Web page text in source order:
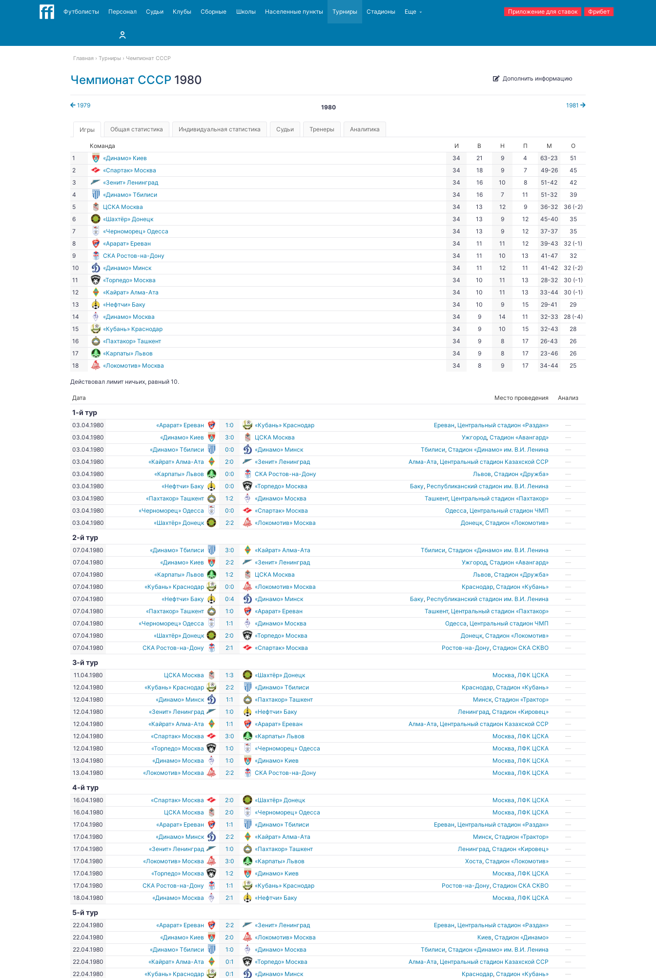
Футболисты Персонал Судьи Клубы Сборные Школы Населенные пункты Турниры Стадионы Еще Приложение для ставок Фрибет
Главная Турниры Чемпионат СССР
Чемпионат СССР 1980 Дополнить информацию
1979 1981
1980
Игры Общая статистика Индивидуальная статистика Судьи Тренеры Аналитика
Команда И В Н П М
О
1
«Динамо» Киев 34 21 9 4 63-23
51
2
«Спартак» Москва 34 18 9 7 49-26
45
3
«Зенит» Ленинград 34 16 10 8 51-42
42
4
«Динамо» Тбилиси 34 16 7 11 51-32
39
5
ЦСКА Москва 34 13 12 9 36-32
36 (-2)
6
«Шахтёр» Донецк 34 13 9 12 45-40
35
7
«Черноморец» Одесса 34 13 9 12 37-37
35
8
«Арарат» Ереван 34 11 11 12 39-43
32 (-1)
9
СКА Ростов-на-Дону 34 11 10 13 41-47
32
10
«Динамо» Минск 34 11 12 11 41-42
32 (-2)
11
«Торпедо» Москва 34 10 11 13 28-32
30 (-1)
12
«Кайрат» Алма-Ата 34 10 11 13 33-44
30 (-1)
13
«Нефтчи» Баку 34 10 9 15 29-41
29
14
«Динамо» Москва 34 9 14 11 32-33
28 (-4)
15
«Кубань» Краснодар 34 9 10 15 32-43
28
16
«Пахтакор» Ташкент 34 9 8 17 26-43
26
17
«Карпаты» Львов 34 9 8 17 23-46
26
18
«Локомотив» Москва 34 8 9 17 34-44 25
Действовал лимит ничьих, равный 10.
Дата Место проведения Анализ
1-й тур
03.04.1980 «Арарат» Ереван 1:0 «Кубань» Краснодар Ереван, Центральный стадион «Раздан»
—
03.04.1980
«Динамо» Киев 3:0 ЦСКА Москва Ужгород,Стадион «Авангард»
—
03.04.1980
«Динамо» Тбилиси 0:0 «Динамо» Минск Тбилиси,Стадион «Динамо» им. В.И. Ленина
—
03.04.1980
«Кайрат» Алма-Ата 2:0 «Зенит» Ленинград Алма-Ата, Центральный стадион Казахской ССР
—
03.04.1980
«Карпаты» Львов 0:0 СКА Ростов-на-Дону Львов,Стадион «Дружба»
—
03.04.1980
«Нефтчи» Баку 0:0 «Торпедо» Москва Баку, Республиканский стадион им. В.И. Ленина
—
03.04.1980
«Пахтакор» Ташкент 1:2 «Динамо» Москва Ташкент, Центральный стадион «Пахтакор»
—
03.04.1980
«Черноморец» Одесса 0:0 «Спартак» Москва Одесса, Центральный стадион ЧМП
—
03.04.1980
«Шахтёр» Донецк 2:2 «Локомотив» Москва Донецк,Стадион «Локомотив» —
2-й тур
07.04.1980 «Динамо» Тбилиси 3:0 «Кайрат» Алма-Ата Тбилиси,Стадион «Динамо» им. В.И. Ленина
—
07.04.1980
«Динамо» Киев 2:2 «Зенит» Ленинград Ужгород,Стадион «Авангард»
—
07.04.1980
«Карпаты» Львов 1:2 ЦСКА Москва Львов,Стадион «Дружба»
—
07.04.1980
«Кубань» Краснодар 0:0 «Локомотив» Москва Краснодар,Стадион «Кубань»
—
07.04.1980
«Нефтчи» Баку 0:4 «Динамо» Минск Баку, Республиканский стадион им. В.И. Ленина
—
07.04.1980
«Пахтакор» Ташкент 1:0 «Арарат» Ереван Ташкент, Центральный стадион «Пахтакор»
—
07.04.1980
«Черноморец» Одесса 1:1 «Динамо» Москва Одесса, Центральный стадион ЧМП
—
07.04.1980
«Шахтёр» Донецк 2:0 «Торпедо» Москва Донецк,Стадион «Локомотив»
—
07.04.1980
СКА Ростов-на-Дону 2:1 «Спартак» Москва Ростов-на-Дону,Стадион СКА СКВО —
3-й тур
11.04.1980 ЦСКА Москва 1:3 «Шахтёр» Донецк Москва, ЛФК ЦСКА
—
12.04.1980
«Кубань» Краснодар 2:2 «Динамо» Тбилиси Краснодар,Стадион «Кубань»
—
12.04.1980
«Динамо» Минск 1:1 «Пахтакор» Ташкент Минск,Стадион «Трактор»
—
12.04.1980
«Зенит» Ленинград 1:0 «Нефтчи» Баку Ленинград,Стадион «Кировец»
—
12.04.1980
«Кайрат» Алма-Ата 1:1 «Арарат» Ереван Алма-Ата, Центральный стадион Казахской ССР
—
12.04.1980
«Спартак» Москва 3:0 «Карпаты» Львов Москва, ЛФК ЦСКА
—
12.04.1980
«Торпедо» Москва 1:0 «Черноморец» Одесса Москва, ЛФК ЦСКА
—
13.04.1980
«Динамо» Москва 1:0 «Динамо» Киев Москва, ЛФК ЦСКА
—
13.04.1980
«Локомотив» Москва 2:2 СКА Ростов-на-Дону Москва, ЛФК ЦСКА —
4-й тур
16.04.1980 «Спартак» Москва 2:0 «Шахтёр» Донецк Москва, ЛФК ЦСКА
—
16.04.1980
ЦСКА Москва 2:0 «Черноморец» Одесса Москва, ЛФК ЦСКА
—
17.04.1980
«Арарат» Ереван 1:1 «Динамо» Тбилиси Ереван, Центральный стадион «Раздан»
—
17.04.1980
«Динамо» Минск 2:2 «Кайрат» Алма-Ата Минск,Стадион «Трактор»
—
17.04.1980
«Зенит» Ленинград 1:0 «Пахтакор» Ташкент Ленинград,Стадион «Кировец»
—
17.04.1980
«Локомотив» Москва 3:0 «Карпаты» Львов Хоста,Стадион «Локомотив»
—
17.04.1980
«Торпедо» Москва 1:2 «Динамо» Киев Москва, ЛФК ЦСКА
—
17.04.1980
СКА Ростов-на-Дону 1:1 «Кубань» Краснодар Ростов-на-Дону,Стадион СКА СКВО
—
18.04.1980
«Динамо» Москва 2:1 «Нефтчи» Баку Москва, ЛФК ЦСКА —
5-й тур
22.04.1980 «Арарат» Ереван 2:2 «Зенит» Ленинград Ереван, Центральный стадион «Раздан»
—
22.04.1980
«Динамо» Киев 2:0 «Локомотив» Москва Киев,Стадион «Динамо»
—
22.04.1980
«Динамо» Тбилиси 1:0 «Динамо» Москва Тбилиси,Стадион «Динамо» им. В.И. Ленина
—
22.04.1980
«Кайрат» Алма-Ата 0:1 «Торпедо» Москва Алма-Ата, Центральный стадион Казахской ССР
—
22.04.1980
«Кубань» Краснодар 0:1 «Динамо» Минск Краснодар,Стадион «Кубань»
—